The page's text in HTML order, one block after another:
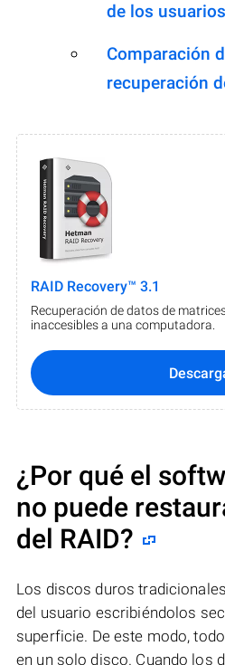
de los
Comparación
recuperación
RAID Recovery™ 3.1
Recuperación de datos de
inaccesibles a una computadora.
¿Por qué el
no puede
del RAID?
Los discos duros
del usuario escribiéndolos
superficie. De este modo,
en un solo disco. Cuando los